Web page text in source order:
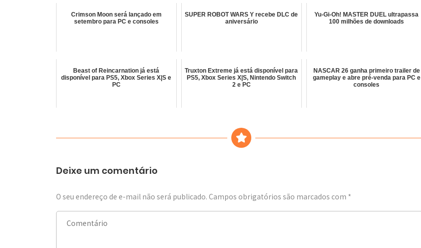
Crimson Moon será lançado em
setembro para PC e consoles
SUPER ROBOT WARS Y recebe DLC de
aniversário
Yu-Gi-Oh! MASTER DUEL ultrapassa
100 milhões de downloads
Beast of Reincarnation já está
disponível para PS5, Xbox Series X|S e
PC
Truxton Extreme já está disponível para
PS5, Xbox Series X|S, Nintendo Switch
2 e PC
NASCAR 26 ganha primeiro trailer de
gameplay e abre pré-venda para PC e
consoles
Deixe um comentário
O seu endereço de e-mail não será publicado. Campos obrigatórios são marcados com *